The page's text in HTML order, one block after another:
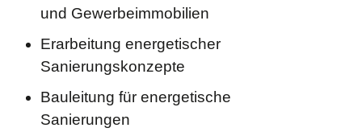
und Gewerbeimmobilien
Erarbeitung energetischer
Sanierungskonzepte
Bauleitung für energetische
Sanierungen